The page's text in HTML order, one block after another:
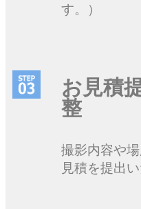
す。）
お見積
整
撮影内容や
見積を提出い